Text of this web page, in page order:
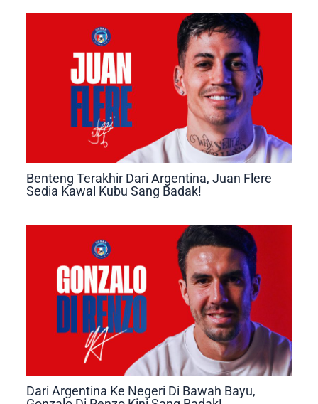
Benteng Terakhir Dari Argentina, Juan Flere
Sedia Kawal Kubu Sang Badak!
Dari Argentina Ke Negeri Di Bawah Bayu,